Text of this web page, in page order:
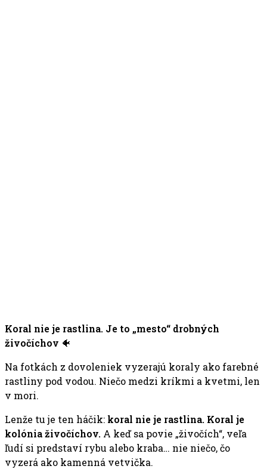
Koral nie je rastlina. Je to „mesto“ drobných
živočíchov 🐠
Na fotkách z dovoleniek vyzerajú koraly ako farebné
rastliny pod vodou. Niečo medzi kríkmi a kvetmi, len
v mori.
Lenže tu je ten háčik: koral nie je rastlina. Koral je
kolónia živočíchov. A keď sa povie „živočích“, veľa
ľudí si predstaví rybu alebo kraba… nie niečo, čo
vyzerá ako kamenná vetvička.